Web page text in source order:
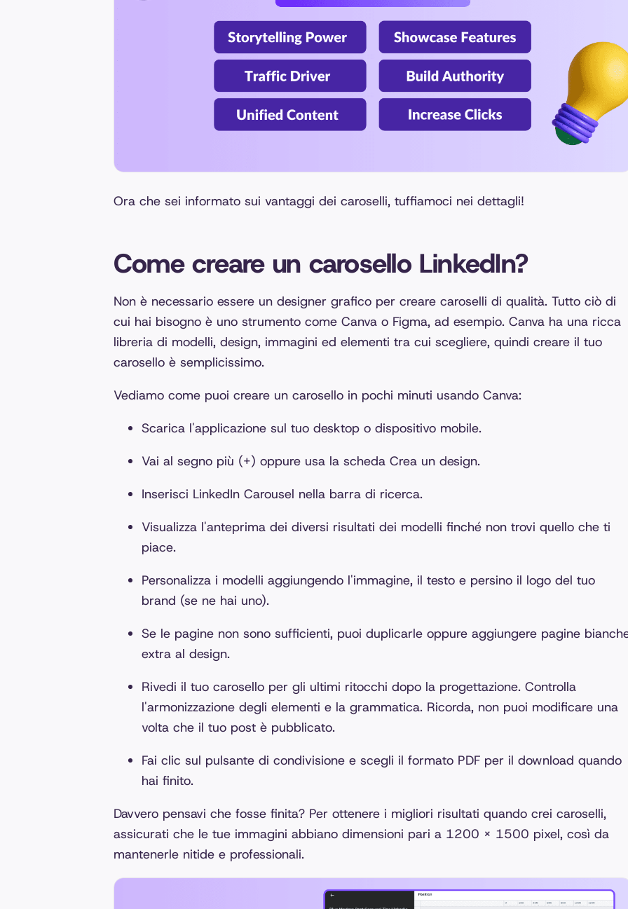
Ora che sei informato sui vantaggi dei caroselli, tuffiamoci nei dettagli!
Come creare un carosello LinkedIn?
Non è necessario essere un designer grafico per creare caroselli di qualità. Tutto ciò di
cui hai bisogno è uno strumento come Canva o Figma, ad esempio. Canva ha una ricca
libreria di modelli, design, immagini ed elementi tra cui scegliere, quindi creare il tuo
carosello è semplicissimo.
Vediamo come puoi creare un carosello in pochi minuti usando Canva:
Scarica l'applicazione sul tuo desktop o dispositivo mobile.
Vai al segno più (+) oppure usa la scheda Crea un design.
Inserisci LinkedIn Carousel nella barra di ricerca.
Visualizza l'anteprima dei diversi risultati dei modelli finché non trovi quello che ti
piace.
Personalizza i modelli aggiungendo l'immagine, il testo e persino il logo del tuo
brand (se ne hai uno).
Se le pagine non sono sufficienti, puoi duplicarle oppure aggiungere pagine
extra al design.
Rivedi il tuo carosello per gli ultimi ritocchi dopo la progettazione. Controlla
l'armonizzazione degli elementi e la grammatica. Ricorda, non puoi modificare una
volta che il tuo post è pubblicato.
Fai clic sul pulsante di condivisione e scegli il formato PDF per il download quando
hai finito.
Davvero pensavi che fosse finita? Per ottenere i migliori risultati quando crei caroselli,
assicurati che le tue immagini abbiano dimensioni pari a 1200 x 1500 pixel, così da
mantenerle nitide e professionali.